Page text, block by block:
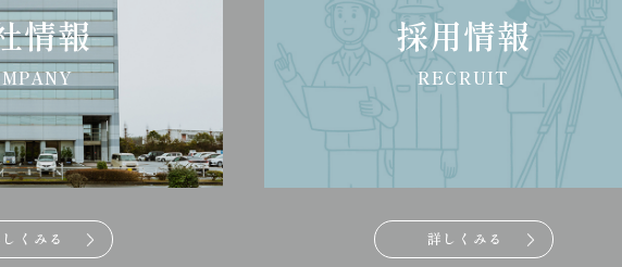
情報
くみる
採用情報
RECRUIT
詳しくみる